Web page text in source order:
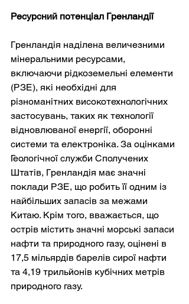
Ресурсний потенціал Гренландії
Гренландія наділена величезними
мінеральними ресурсами,
включаючи рідкоземельні елементи
(РЗЕ), які необхідні для
різноманітних високотехнологічних
застосувань, таких як технології
відновлюваної енергії, оборонні
системи та електроніка. За оцінками
Геологічної служби Сполучених
Штатів, Гренландія має значні
поклади РЗЕ, що робить її одним із
найбільших запасів за межами
Китаю. Крім того, вважається, що
острів містить значні морські запаси
нафти та природного газу, оцінені в
17,5 мільярдів барелів сирої нафти
та 4,19 трильйонів кубічних метрів
природного газу.